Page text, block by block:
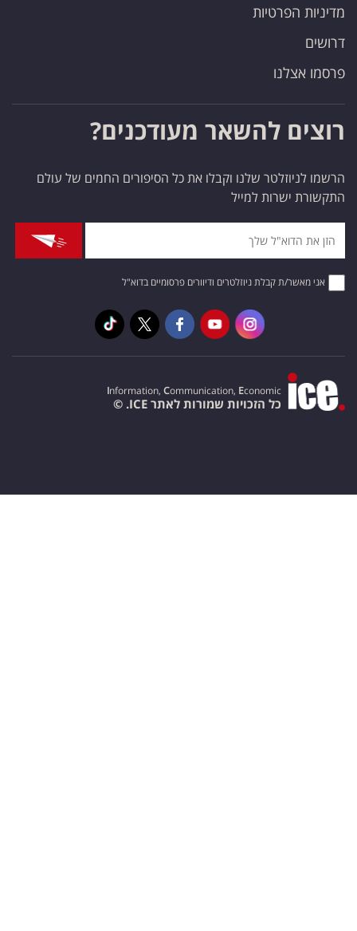
מדיניות הפרטיות
דרושים
פרסמו אצלנו
רוצים להשאר מעודכנים?
הרשמו לניוזלטר שלנו וקבלו את כל הסיפורים החמים של עולם
התקשורת ישרות למייל
אני מאשר/ת קבלת ניוזלטרים ודיוורים פרסומיים בדוא"ל
Information, Communication, Economic
כל הזכויות שמורות לאתר ICE. ©